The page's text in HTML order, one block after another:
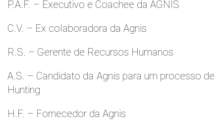
P.A.F. – Executivo e Coachee da AGNIS
C.V. – Ex colaboradora da Agnis
R.S. – Gerente de Recursos Humanos
A.S. – Candidato da Agnis para um processo de
Hunting
H.F. – Fornecedor da Agnis